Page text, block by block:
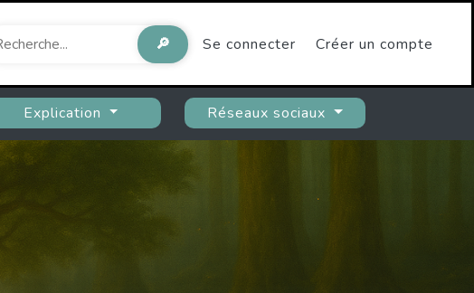
🔎 Se connecter Créer un compte
Explication Réseaux sociaux